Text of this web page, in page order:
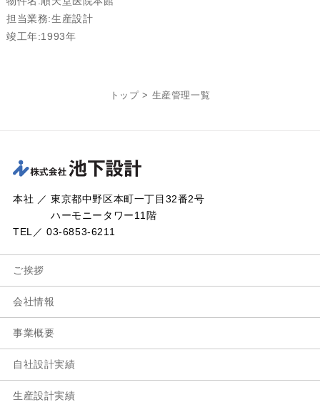
担当業務:生産設計
竣工年:1993年
トップ > 生産管理一覧
本社 ／ 東京都中野区本町一丁目32番2号
ハーモニータワー11階
TEL／ 03-6853-6211
ご挨拶
会社情報
事業概要
自社設計実績
生産設計実績